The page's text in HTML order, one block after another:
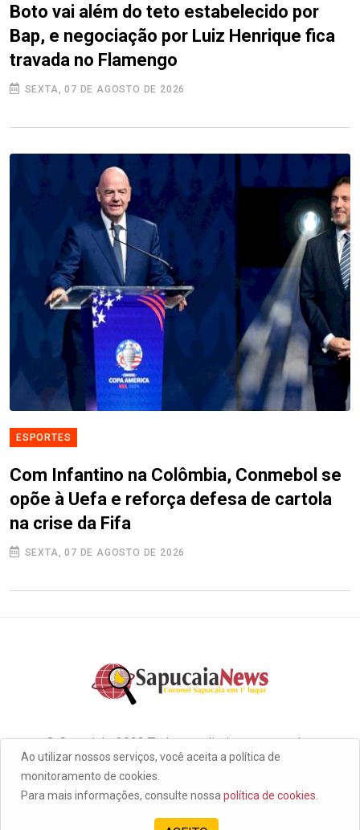
Boto vai além do teto estabelecido por
Bap, e negociação por Luiz Henrique fica
travada no Flamengo
SEXTA, 07 DE AGOSTO DE 2026
ESPORTES
Com Infantino na Colômbia, Conmebol se
opõe à Uefa e reforça defesa de cartola
na crise da Fifa
SEXTA, 07 DE AGOSTO DE 2026
Ao utilizar nossos serviços, você aceita a política de
monitoramento de cookies.
Para mais informações, consulte nossa política de cookies.
© Copyright 2022 Todos os direitos reservados